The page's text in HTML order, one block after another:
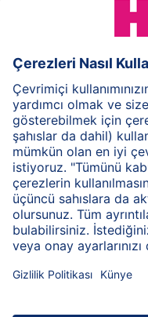
HiPP Süt Formülü
HiPP
Gizlilik İlkesi
Bilgi Toplum